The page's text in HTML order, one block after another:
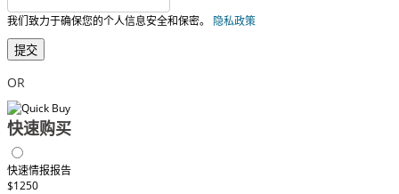
我们致力于确保您的个人信息安全和保密。 隐私政策
提交
OR
快速购买
快速情报报告
$1250